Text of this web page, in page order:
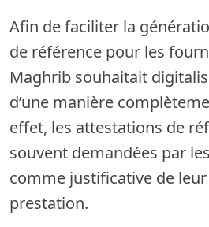
Afin de faciliter la
de référence pour les
Maghrib souhaitait
d’une manière
effet, les attestations de
souvent demandées par
comme justificative de
prestation.